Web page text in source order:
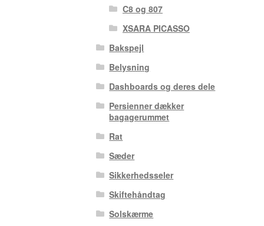
C8 og 807
XSARA PICASSO
Bakspejl
Belysning
Dashboards og deres dele
Persienner dækker
bagagerummet
Rat
Sæder
Sikkerhedsseler
Skiftehåndtag
Solskærme